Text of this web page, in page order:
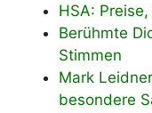
HSA:
Berühmte
Stimmen
Mark
besondere